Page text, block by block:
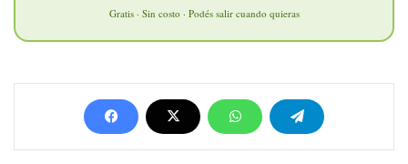
Gratis · Sin costo · Podés salir cuando quieras